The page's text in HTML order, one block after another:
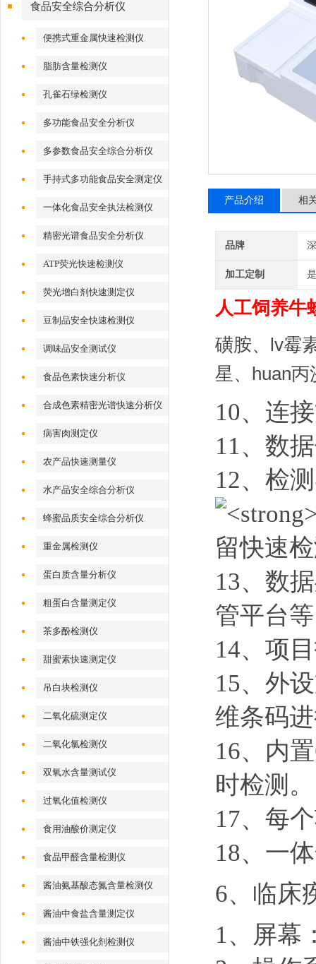
食品安全综合分析仪
便携式重金属快速检测仪
脂肪含量检测仪
孔雀石绿检测仪
多功能食品安全分析仪
多参数食品安全综合分析仪
手持式多功能食品安全测定仪
一体化食品安全执法检测仪
精密光谱食品安全分析仪
ATP荧光快速检测仪
荧光增白剂快速测定仪
豆制品安全快速检测仪
调味品安全测试仪
食品色素快速分析仪
合成色素精密光谱快速分析仪
病害肉测定仪
农产品快速测量仪
水产品安全综合分析仪
蜂蜜品质安全综合分析仪
重金属检测仪
蛋白质含量分析仪
粗蛋白含量测定仪
茶多酚检测仪
甜蜜素快速测定仪
吊白块检测仪
二氧化硫测定仪
二氧化氯检测仪
双氧水含量测试仪
过氧化值检测仪
食用油酸价测定仪
食品甲醛含量检测仪
酱油氨基酸态氮含量检测仪
酱油中食盐含量测定仪
酱油中铁强化剂检测仪
产品介绍 相
品牌
加工定制 是
人工饲养牛
磺胺、lv霉
星、huan丙
10、连
11、数
12、检
13、数
管平台
14、项
15、外
维条码
16、内
时检测。
17、每
18、一
6、 临床
1、屏幕